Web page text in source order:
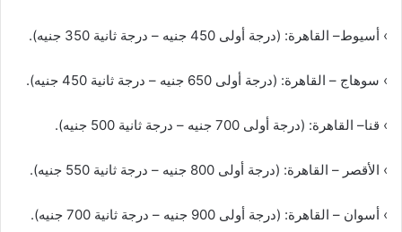
› أسيوط– القاهرة: (درجة أولى 450 جنيه – درجة ثانية 350 جنيه).
› سوهاج – القاهرة: (درجة أولى 650 جنيه – درجة ثانية 450 جنيه).
› قنا– القاهرة: (درجة أولى 700 جنيه – درجة ثانية 500 جنيه).
› الأقصر – القاهرة: (درجة أولى 800 جنيه – درجة ثانية 550 جنيه).
› أسوان – القاهرة: (درجة أولى 900 جنيه – درجة ثانية 700 جنيه).